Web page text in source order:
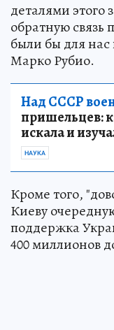
деталями этого
обратную
были бы для
Марко Рубио.
Над СССР
пришельцев:
искала и
НАУКА
Кроме того,
Киеву
поддержка
400 миллионов